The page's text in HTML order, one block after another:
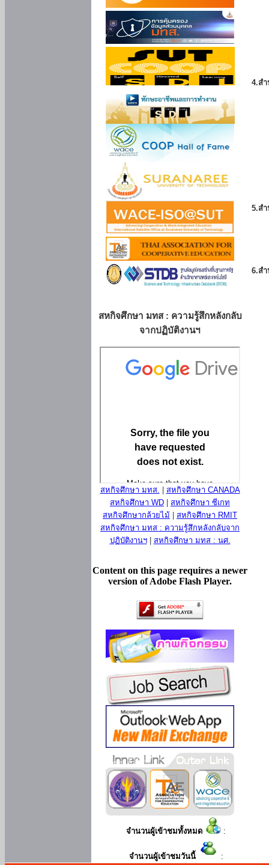
สหกิจศึกษา มทส : ความรู้สึกหลังกลับ
จากปฏิบัติงานฯ
สหกิจศึกษา มทส.
สหกิจศึกษา CANADA
สหกิจศึกษา WD
สหกิจศึกษา ซีเกท
สหกิจศึกษากล้วยไม้
สหกิจศึกษา RMIT
สหกิจศึกษา มทส : ความรู้สึกหลังกลับจาก
ปฏิบัติงานฯ| สหกิจศึกษา มทส : นศ.
Content on this page requires a newer
version of Adobe Flash Player.
จำนวนผู้เข้าชมทั้งหมด :
จำนวนผู้เข้าชมวันนี้ :
4.ส
5.ส
6.ส